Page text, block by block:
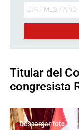
Titular del
congresista
Descargar foto